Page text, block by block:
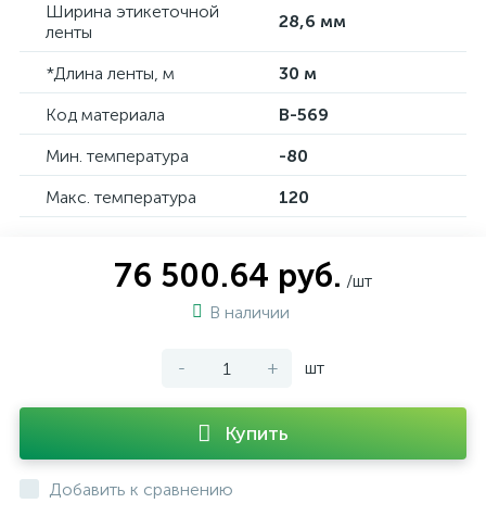
Ширина этикеточной
ленты
28,6 мм
*Длина ленты, м
30 м
Код материала
B-569
Мин. температура
-80
Макс. температура
120
76 500.64 руб. /шт
В наличии
- + шт
Купить
Добавить к сравнению